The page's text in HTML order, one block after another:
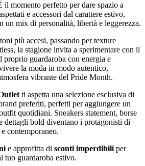
il momento perfetto per dare spazio a
e accessori dal carattere estivo,
un mix di personalità, libertà e leggerezza.
più accesi, passando per texture
la stagione invita a sperimentare con il
proprio guardaroba con energia e
la moda in modo autentico,
vibrante del Pride Month.
ti aspetta una selezione esclusiva di
preferiti, perfetti per aggiungere un
quotidiani. Sneakers statement, borse
dettagli bold diventano i protagonisti di
contemporaneo.
e approfitta di sconti imperdibili per
tuo guardaroba estivo.